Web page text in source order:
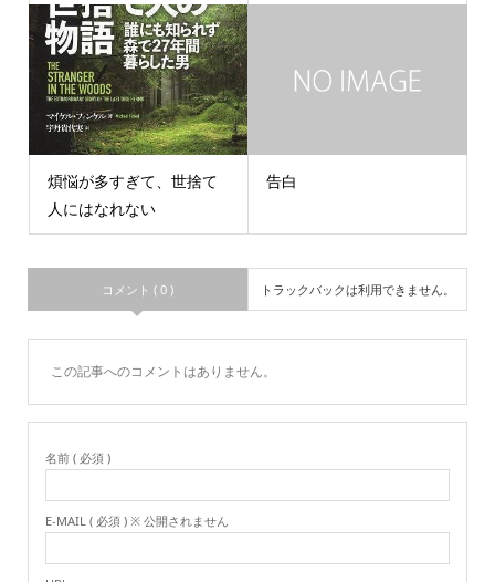
煩悩が多すぎて、世捨て
人にはなれない
告白
コメント ( 0 ) トラックバックは利用できません。
この記事へのコメントはありません。
名前 ( 必須 )
E-MAIL ( 必須 ) ※ 公開されません